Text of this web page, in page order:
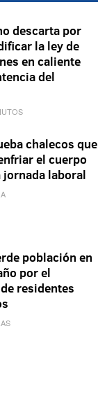
descarta por
la ley de
en caliente
del
chalecos que
el cuerpo
jornada laboral
población en
por el
residentes